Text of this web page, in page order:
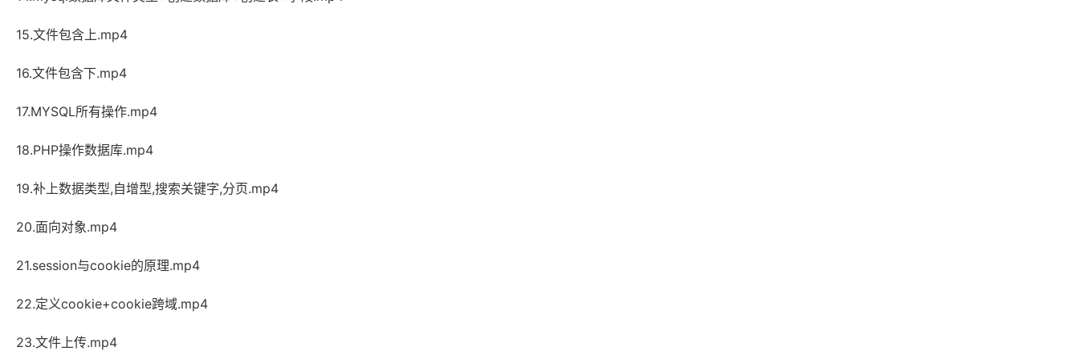
15.文件包含上.mp4
16.文件包含下.mp4
17.MYSQL所有操作.mp4
18.PHP操作数据库.mp4
19.补上数据类型,自增型,搜索关键字,分页.mp4
20.面向对象.mp4
21.session与cookie的原理.mp4
22.定义cookie+cookie跨域.mp4
23.文件上传.mp4